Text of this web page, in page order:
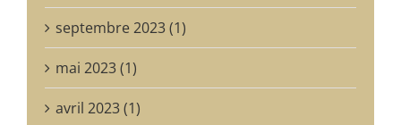
septembre 2023 (1)
mai 2023 (1)
avril 2023 (1)